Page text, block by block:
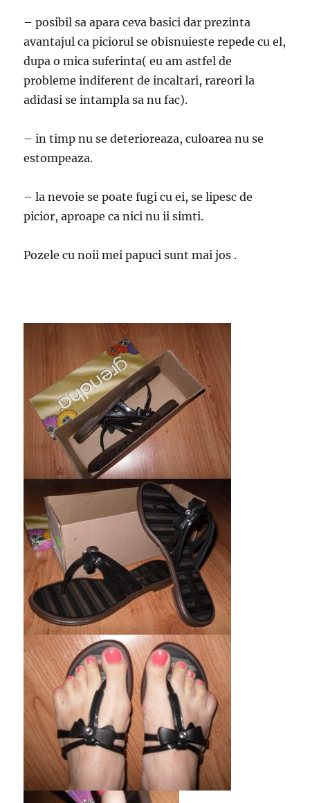
– posibil sa apara ceva basici dar prezinta
avantajul ca piciorul se obisnuieste repede cu el,
dupa o mica suferinta( eu am astfel de
probleme indiferent de incaltari, rareori la
adidasi se intampla sa nu fac).
– in timp nu se deterioreaza, culoarea nu se
estompeaza.
– la nevoie se poate fugi cu ei, se lipesc de
picior, aproape ca nici nu ii simti.
Pozele cu noii mei papuci sunt mai jos .